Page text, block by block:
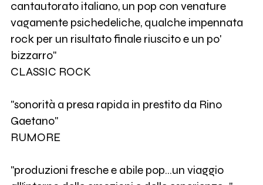
cantautorato italiano, un pop con venature
vagamente psichedeliche, qualche impennata
rock per un risultato finale riuscito e un po'
bizzarro"
CLASSIC ROCK
"sonorità a presa rapida in prestito da Rino
Gaetano"
RUMORE
"produzioni fresche e abile pop...un viaggio